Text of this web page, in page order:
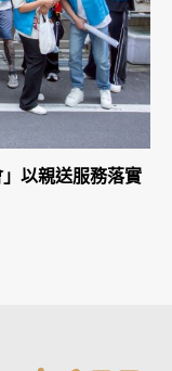
以親送服務落實